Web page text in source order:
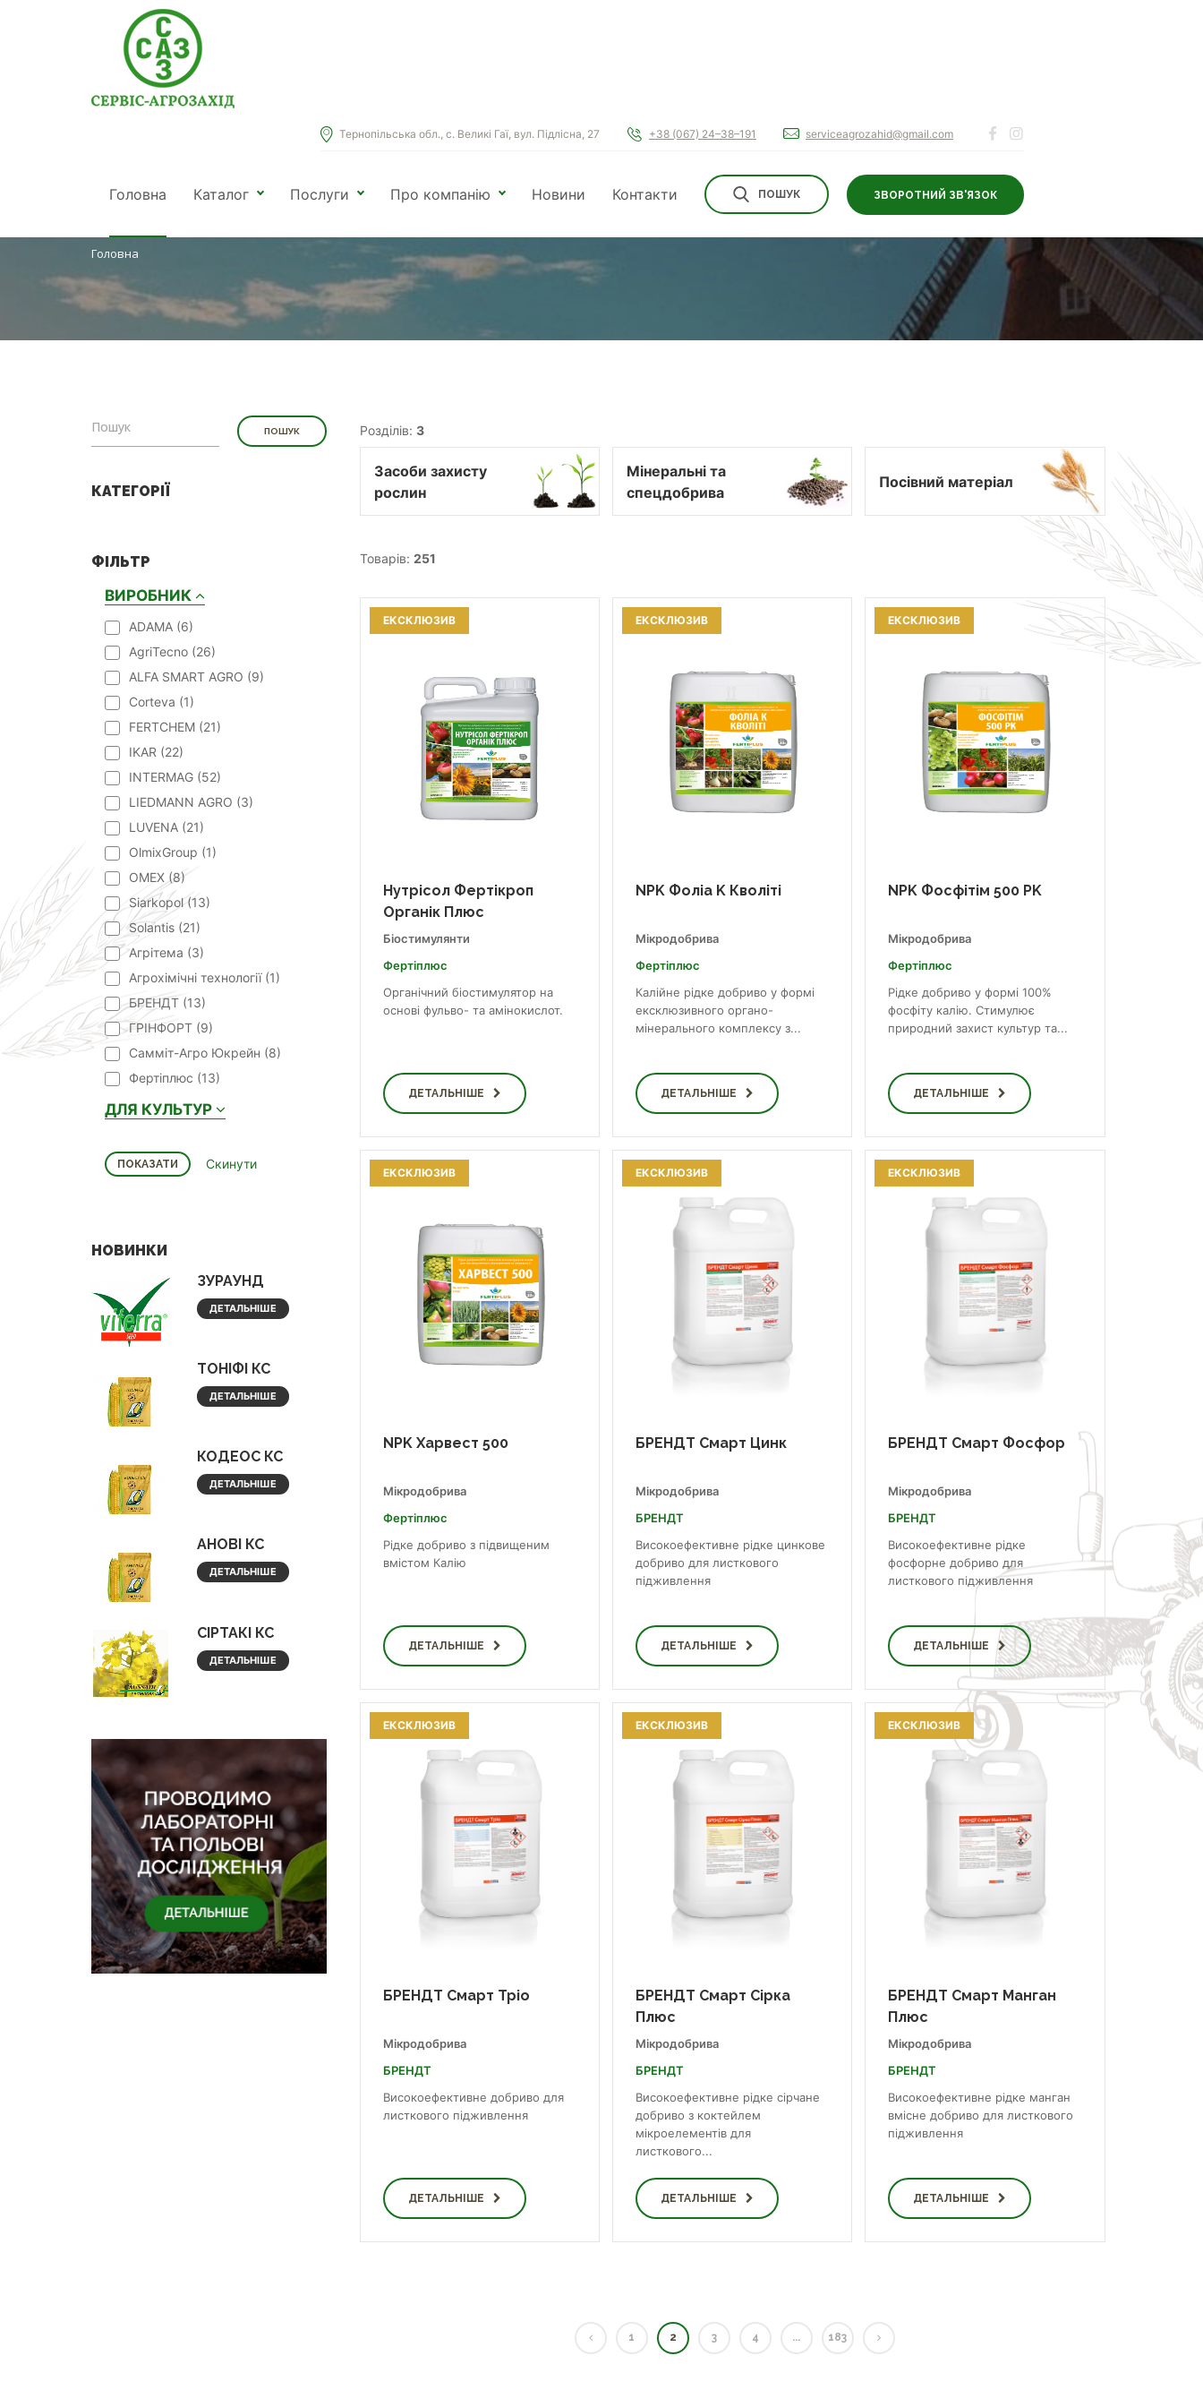
Головна Каталог Послуги Про компанію Новини Контакти ПОШУК ЗВОРОТНИЙ ЗВ'ЯЗОК
Тернопільська обл., с. Великі Гаї, вул. Підлісна, 27 +38 (067) 24–38–191 serviceagrozahid@gmail.com
КАТАЛОГ
Головна
КАТЕГОРІЇ
ФІЛЬТР
ВИРОБНИК
ADAMA (6)
AgriTecno (26)
ALFA SMART AGRO (9)
Corteva (1)
FERTCHEM (21)
IKAR (22)
INTERMAG (52)
LIEDMANN AGRO (3)
LUVENA (21)
OlmixGroup (1)
OMEX (8)
Siarkopol (13)
Solantis (21)
Агрітема (3)
Агрохімічні технології (1)
БРЕНДТ (13)
ГРІНФОРТ (9)
Самміт-Агро Юкрейн (8)
Фертіплюс (13)
ДЛЯ КУЛЬТУР
НОВИНКИ
ЗУРАУНД
ДЕТАЛЬНІШЕ
ТОНІФІ КС
ДЕТАЛЬНІШЕ
КОДЕОС КС
ДЕТАЛЬНІШЕ
АНОВІ КС
ДЕТАЛЬНІШЕ
СІРТАКІ КС
ДЕТАЛЬНІШЕ
Розділів: 3
Засоби захисту
рослин
Мінеральні та
спецдобрива
Посівний матеріал
Товарів: 251
Нутрісол Фертікроп
Органік Плюс
Біостимулянти
Фертіплюс
Органічний біостимулятор на
основі фульво- та амінокислот.
ДЕТАЛЬНІШЕ
ЕКСКЛЮЗИВ
NPK Фоліа K Кволіті
Мікродобрива
Фертіплюс
Калійне рідке добриво у формі
ексклюзивного органо-
мінерального комплексу з...
ДЕТАЛЬНІШЕ
ЕКСКЛЮЗИВ
NPK Фосфітім 500 PK
Мікродобрива
Фертіплюс
Рідке добриво у формі 100%
фосфіту калію. Стимулює
природний захист культур та...
ДЕТАЛЬНІШЕ
ЕКСКЛЮЗИВ
NPK Харвест 500
Мікродобрива
Фертіплюс
Рідке добриво з підвищеним
вмістом Калію
ДЕТАЛЬНІШЕ
ЕКСКЛЮЗИВ
БРЕНДТ Смарт Цинк
Мікродобрива
БРЕНДТ
Високоефективне рідке цинкове
добриво для листкового
підживлення
ДЕТАЛЬНІШЕ
ЕКСКЛЮЗИВ
БРЕНДТ Смарт Фосфор
Мікродобрива
БРЕНДТ
Високоефективне рідке
фосфорне добриво для
листкового підживлення
ДЕТАЛЬНІШЕ
ЕКСКЛЮЗИВ
БРЕНДТ Смарт Тріо
Мікродобрива
БРЕНДТ
Високоефективне добриво для
листкового підживлення
ДЕТАЛЬНІШЕ
ЕКСКЛЮЗИВ
БРЕНДТ Смарт Сірка
Плюс
Мікродобрива
БРЕНДТ
Високоефективне рідке сірчане
добриво з коктейлем
мікроелементів для
листкового...
ДЕТАЛЬНІШЕ
ЕКСКЛЮЗИВ
БРЕНДТ Смарт Манган
Плюс
Мікродобрива
БРЕНДТ
Високоефективне рідке манган
вмісне добриво для листкового
підживлення
ДЕТАЛЬНІШЕ
ЕКСКЛЮЗИВ
1 2 3 4 ... 183